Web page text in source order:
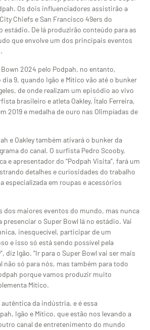
Os dois influenciadores assistirão a
Chiefs e San Francisco 49ers do
estádio. De lá produzirão conteúdo para as
que envolve um dos principais eventos
2024 pelo Podpah, no entanto,
9, quando Igão e Mítico vão até o bunker
de onde realizam um episódio ao vivo
brasileiro e atleta Oakley, Ítalo Ferreira,
2019 e medalha de ouro nas Olimpíadas de
e Oakley também ativará o bunker da
do canal. O surfista Pedro Scooby,
e apresentador do “Podpah Visita”, fará um
detalhes e curiosidades do trabalho
especializada em roupas e acessórios
dos maiores eventos do mundo, mas nunca
o Super Bowl lá no estádio. Vai
inesquecível, participar de um
e isso só está sendo possível pela
diz Igão. “Ir para o Super Bowl vai ser mais
não só para nós, mas também para todo
porque vamos produzir muito
Mítico.
autêntica da indústria, e é essa
Igão e Mítico, que estão nos levando a
canal de entretenimento do mundo